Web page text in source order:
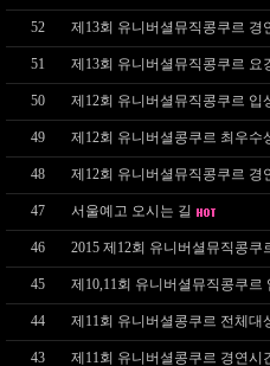
52 제13회 유니버셜뮤직콩쿠르 경
51 제13회 유니버셜뮤직콩쿠르 요
50 제12회 유니버셜뮤직콩쿠르 입
49 제12회 유니버셜콩쿠르 최우수
48 제12회 유니버셜뮤직콩쿠르 경
47 서울예고 오시는 길
46 2015 제12회 유니버셜뮤직콩쿠
45 제10,11회 유니버셜뮤직콩쿠르
44 제11회 유니버셜콩쿠르 전체대
43 제11회 유니버셜콩쿠르 경연시